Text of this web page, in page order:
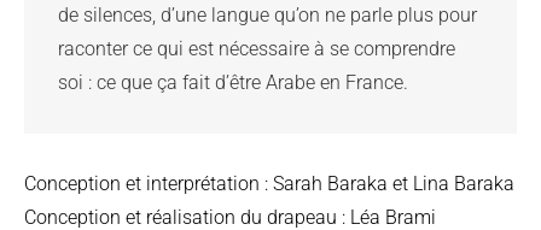
de silences, d’une langue qu’on ne parle plus pour
raconter ce qui est nécessaire à se comprendre
soi : ce que ça fait d’être Arabe en France.
Conception et interprétation : Sarah Baraka et Lina Baraka
Conception et réalisation du drapeau : Léa Brami